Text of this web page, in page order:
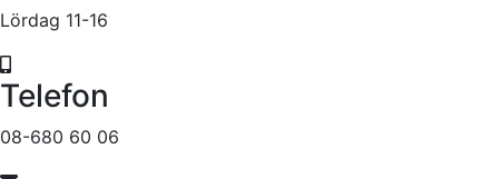
Lördag 11-16
Telefon
08-680 60 06